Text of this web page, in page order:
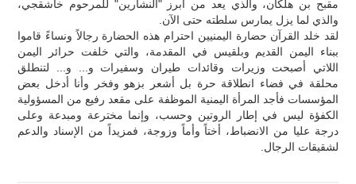
مقبح بن هلكان، والذي يعد من أبرز "النشارين" للمرحوم خاشقجي،
والذي لما يزل يمارس سلطته حتى الآن.
لقد خلد القرآن حضارة اليمنيين احترام هذه الحضارة رجالاً ونساءً قاموا
ببناء اليمن القديم وبلقيس في المقدمة، والتي خلفت حرائر اليمن
اللاتي أصبحت وزيرات وقائدات طيران وسفيرات و... و... لتنطلق
محلقة في فضاء انطلاقة حرة بل أشعر بزهو وفخر وأنا أدخل بعض
المؤسسات فأجد المرأة اليمنية الموظفة على مقعد رفيع من المسؤولية
الكفؤة ليس في إطار الروتين وحسب، وإنما مخترعة ومبدعة وعلى
درجة عليا من الانضباط، أختاً وأماً وزوجة، فمزيداً من الإسناد والدعم
لشقيقات الرجال.